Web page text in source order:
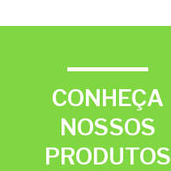
CONHEÇA
NOSSOS
PRODUTOS